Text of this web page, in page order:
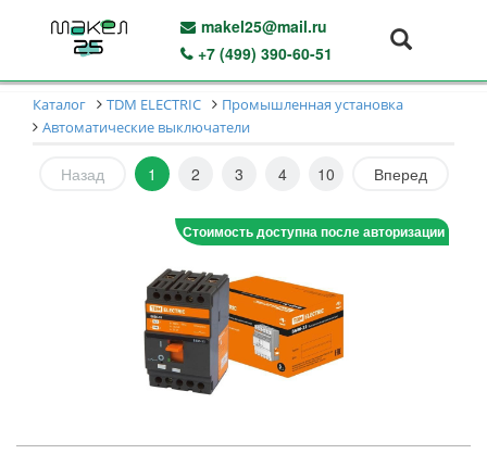
makel25@mail.ru
+7 (499) 390-60-51
Каталог TDM ELECTRIC
Промышленная установка
Автоматические выключатели
Назад 1 2 3 4 10 Вперед
Стоимость доступна после авторизации